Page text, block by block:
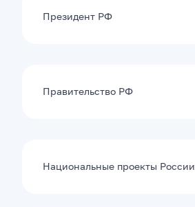
Президент РФ
Правительство РФ
Национальные проекты России